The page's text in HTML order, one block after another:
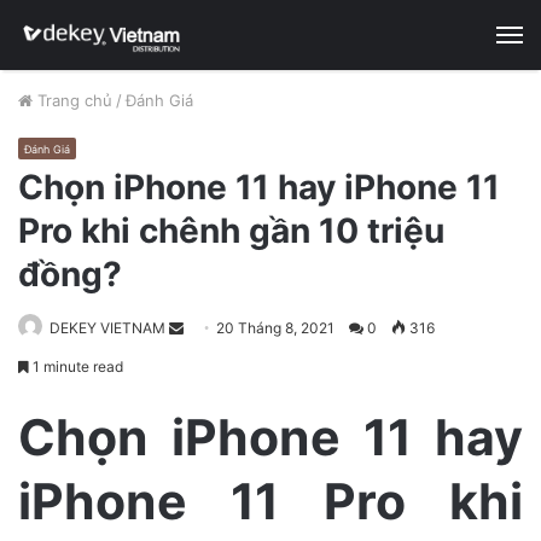
Trang chủ / Đánh Giá
Đánh Giá
Chọn iPhone 11 hay iPhone 11
Pro khi chênh gần 10 triệu
đồng?
DEKEY VIETNAM
d
e
20 Tháng 8, 2021 0 316
1 minute read
Chọn iPhone 11 hay
iPhone 11 Pro khi